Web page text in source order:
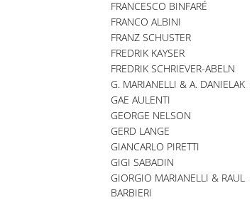
FRANCESCO BINFARÉ
FRANCO ALBINI
FRANZ SCHUSTER
FREDRIK KAYSER
FREDRIK SCHRIEVER-ABELN
G. MARIANELLI & A. DANIELAK
GAE AULENTI
GEORGE NELSON
GERD LANGE
GIANCARLO PIRETTI
GIGI SABADIN
GIORGIO MARIANELLI & RAUL
BARBIERI